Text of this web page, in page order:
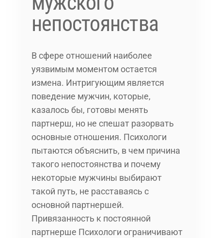
непостоянства
В сфере отношений наиболее
уязвимым моментом остается
измена. Интригующим является
поведение мужчин, которые,
казалось бы, готовы менять
партнерш, но не спешат разорвать
основные отношения. Психологи
пытаются объяснить, в чем причина
такого непостоянства и почему
некоторые мужчины выбирают
такой путь, не расставаясь с
основной партнершей.
Привязанность к постоянной
партнерше Психологи ограничивают